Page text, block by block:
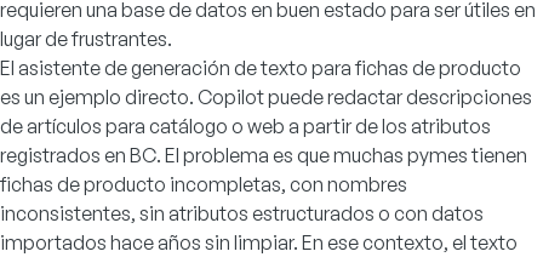
requieren una base de datos en buen estado para ser útiles en
lugar de frustrantes.
El asistente de generación de texto para fichas de producto
es un ejemplo directo. Copilot puede redactar descripciones
de artículos para catálogo o web a partir de los atributos
registrados en BC. El problema es que muchas pymes tienen
fichas de producto incompletas, con nombres
inconsistentes, sin atributos estructurados o con datos
importados hace años sin limpiar. En ese contexto, el texto